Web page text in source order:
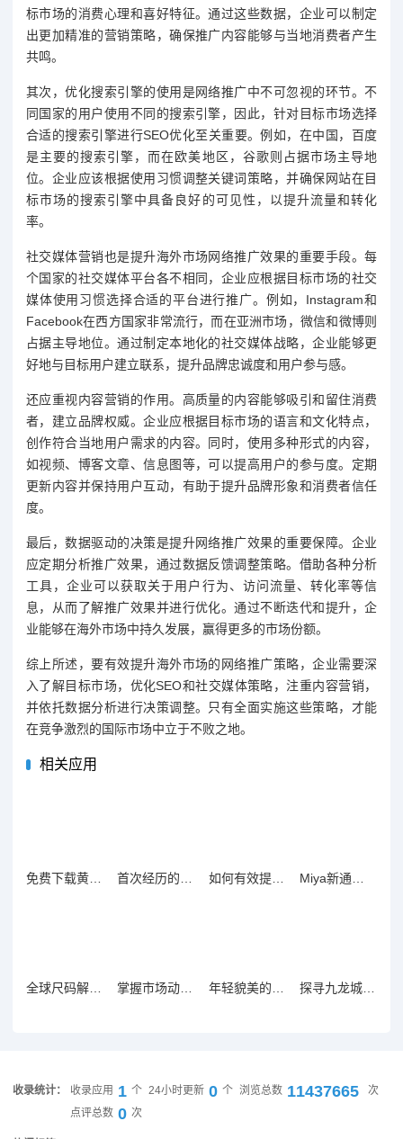
标市场的消费心理和喜好特征。通过这些数据，企业可以制定
出更加精准的营销策略，确保推广内容能够与当地消费者产生
共鸣。
其次，优化搜索引擎的使用是网络推广中不可忽视的环节。不
同国家的用户使用不同的搜索引擎，因此，针对目标市场选择
合适的搜索引擎进行SEO优化至关重要。例如，在中国，百度
是主要的搜索引擎，而在欧美地区，谷歌则占据市场主导地
位。企业应该根据使用习惯调整关键词策略，并确保网站在目
标市场的搜索引擎中具备良好的可见性，以提升流量和转化
率。
社交媒体营销也是提升海外市场网络推广效果的重要手段。每
个国家的社交媒体平台各不相同，企业应根据目标市场的社交
媒体使用习惯选择合适的平台进行推广。例如，Instagram和
Facebook在西方国家非常流行，而在亚洲市场，微信和微博则
占据主导地位。通过制定本地化的社交媒体战略，企业能够更
好地与目标用户建立联系，提升品牌忠诚度和用户参与感。
还应重视内容营销的作用。高质量的内容能够吸引和留住消费
者，建立品牌权威。企业应根据目标市场的语言和文化特点，
创作符合当地用户需求的内容。同时，使用多种形式的内容，
如视频、博客文章、信息图等，可以提高用户的参与度。定期
更新内容并保持用户互动，有助于提升品牌形象和消费者信任
度。
最后，数据驱动的决策是提升网络推广效果的重要保障。企业
应定期分析推广效果，通过数据反馈调整策略。借助各种分析
工具，企业可以获取关于用户行为、访问流量、转化率等信
息，从而了解推广效果并进行优化。通过不断迭代和提升，企
业能够在海外市场中持久发展，赢得更多的市场份额。
综上所述，要有效提升海外市场的网络推广策略，企业需要深
入了解目标市场，优化SEO和社交媒体策略，注重内容营销，
并依托数据分析进行决策调整。只有全面实施这些策略，才能
在竞争激烈的国际市场中立于不败之地。
相关应用
如何有效提升海外市场的网络推广策略与技巧
全球尺码解析：欧洲、日本与美国尺寸对比指南 掌握市场动态：推荐100款免费行情软件下载指南 年轻貌美的岳母带来的伦理冲突与家庭关系探讨 探寻九龙城寨围城背后的故事与历史深度解析
收录统计： 收录应用 1 个 24小时更新 0 个 浏览总数 11437665
次
点评总数 0 次